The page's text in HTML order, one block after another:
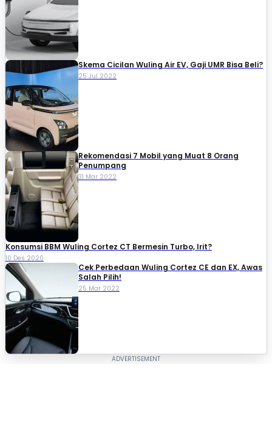
Skema Cicilan Wuling Air EV, Gaji UMR Bisa Beli?
25 Jul 2022
Rekomendasi 7 Mobil yang Muat 8 Orang
Penumpang
31 Mar 2022
Konsumsi BBM Wuling Cortez CT Bermesin Turbo, Irit?
10 Des 2020
Cek Perbedaan Wuling Cortez CE dan EX, Awas
Salah Pilih!
25 Mar 2022